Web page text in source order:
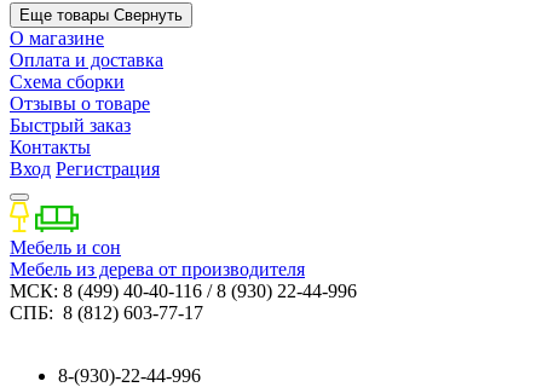
Еще товары Свернуть
О магазине
Оплата и доставка
Схема сборки
Отзывы о товаре
Быстрый заказ
Контакты
Вход Регистрация
Мебель и сон
Мебель из дерева от производителя
МСК: 8 (499) 40-40-116 / 8 (930) 22-44-996
СПБ: 8 (812) 603-77-17
8-(930)-22-44-996